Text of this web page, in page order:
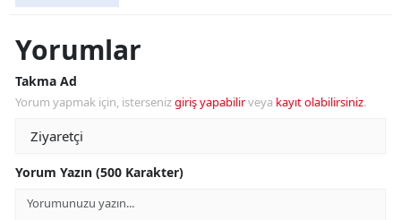
Yorumlar
Takma Ad
Yorum yapmak için, istersenizgiriş yapabilirveya kayıt olabilirsiniz.
Yorum Yazın (500 Karakter)